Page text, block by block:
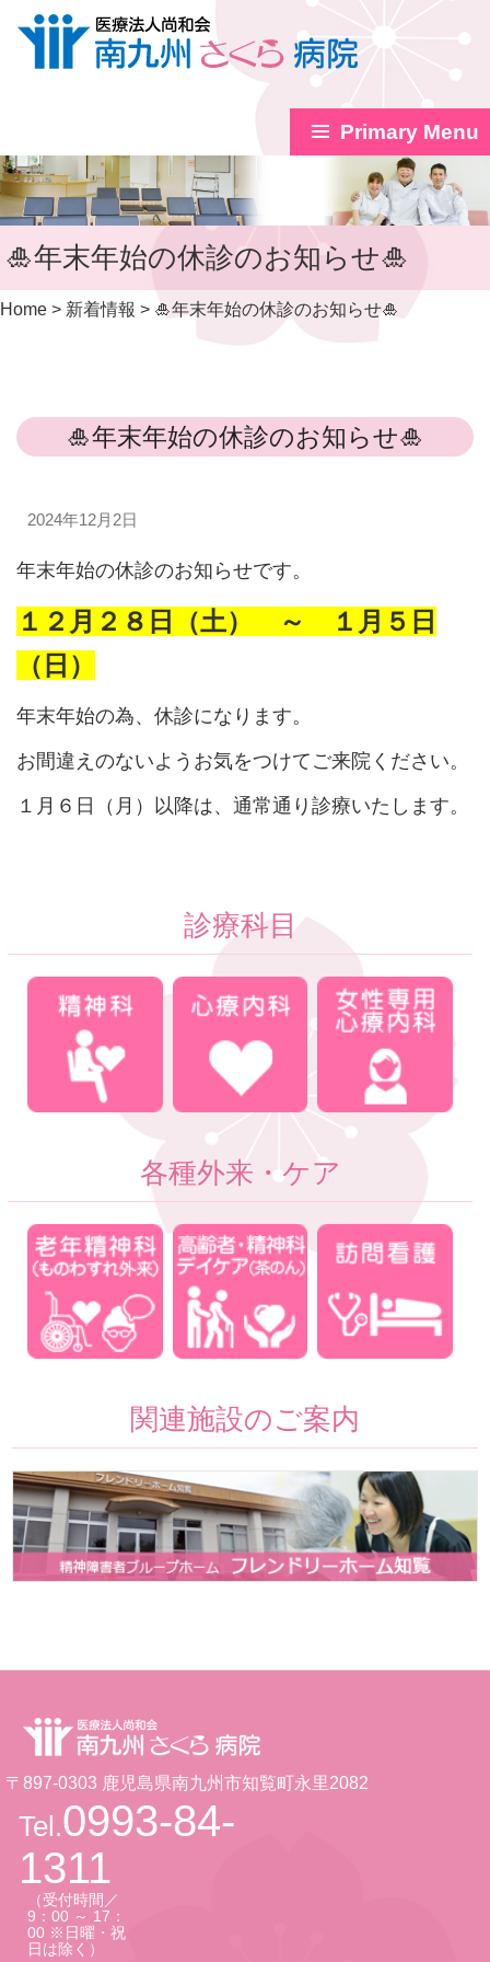
Primary Menu
content
🎍年末年始の休診のお知らせ🎍
Home > 新着情報 > 🎍年末年始の休診のお知らせ🎍
🎍年末年始の休診のお知らせ🎍
2024年12月2日
年末年始の休診のお知らせです。
１２月２８日（土） ～ １月５日
（日）
年末年始の為、休診になります。
お間違えのないようお気をつけてご来院ください。
１月６日（月）以降は、通常通り診療いたします。
診療科目
各種外来・ケア
関連施設のご案内
〒897-0303 鹿児島県南九州市知覧町永里2082
Tel.0993-84-
1311
（受付時間／
9：00 ～ 17：
00 ※日曜・祝
日は除く）